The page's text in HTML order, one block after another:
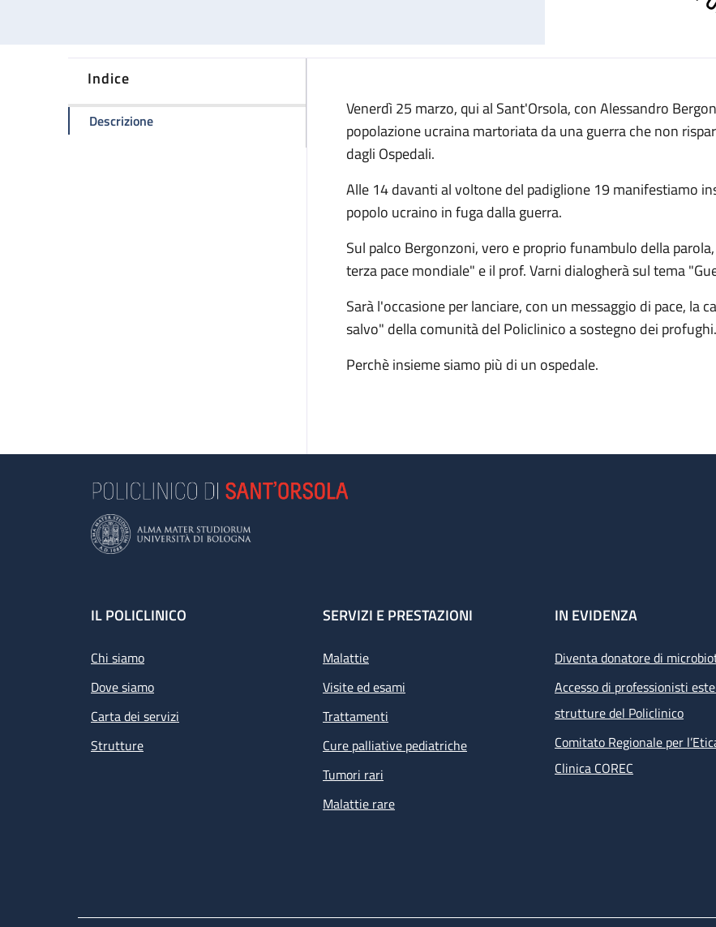
Indice
Descrizionedella pagina Ospedali in salvo
Venerdì 25 marzo, qui al Sant'Orsola, con Alessandro
popolazione ucraina martoriata da una guerra che non
dagli Ospedali.
Alle 14 davanti al voltone del padiglione 19 manifestiamo
popolo ucraino in fuga dalla guerra.
Sul palco Bergonzoni, vero e proprio funambulo della
terza pace mondiale" e il prof. Varni dialogherà sul tema
Sarà l'occasione per lanciare, con un messaggio di pace, la
salvo" della comunità del Policlinico a sostegno dei profughi.
Perchè insieme siamo più di un ospedale.
Footer
IL POLICLINICO
Chi siamo
Dove siamo
Carta dei servizi
Strutture
SERVIZI E PRESTAZIONI
Malattie
Visite ed esami
Trattamenti
Cure palliative pediatriche
Tumori rari
Malattie rare
IN EVIDENZA
Diventa donatore di
Accesso di professionisti
strutture del Policlinico
Comitato Regionale per
Clinica COREC